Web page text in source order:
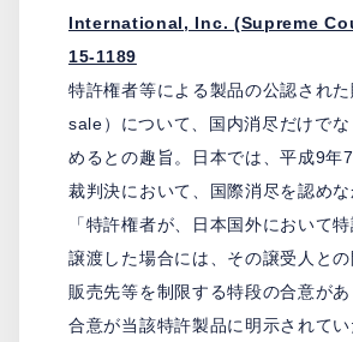
International, Inc. (Supreme
15-1189
特許権者等による製品の公認され
sale）について、国内消尽だけで
めるとの趣旨。日本では、平成9年
裁判決において、国際消尽を認めな
「特許権者が、日本国外において
譲渡した場合には、その譲受人と
販売先等を制限する特段の合意が
合意が当該特許製品に明示されて